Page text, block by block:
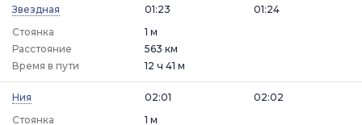
Звездная
01:23
Стоянка
1 м
01:24
Расстояние
563 км
Время в пути
12 ч 41 м
Ния
02:01
Стоянка
1 м
02:02